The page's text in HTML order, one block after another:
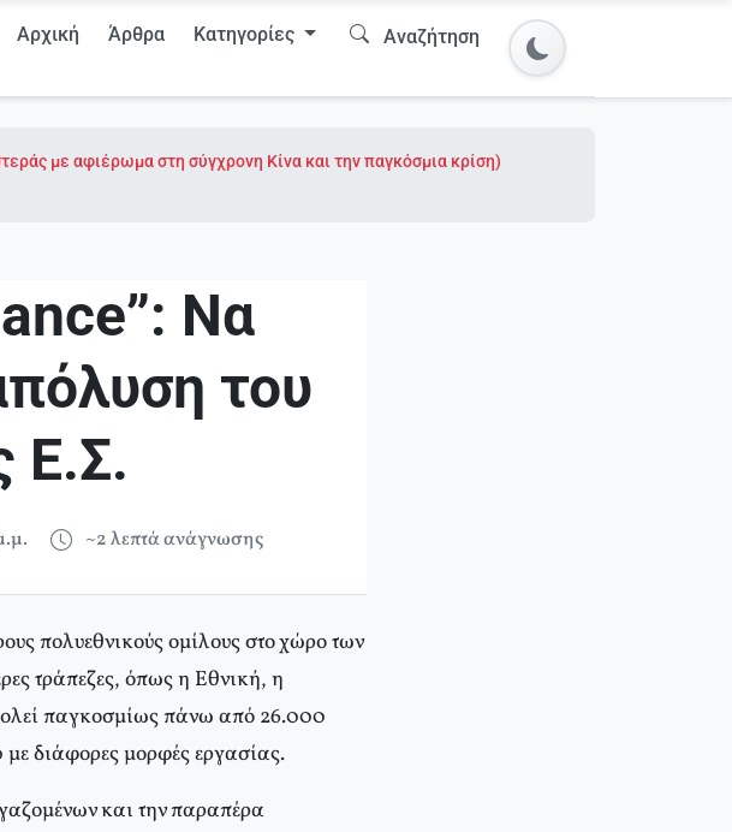
Αρχική Άρθρα Κατηγορίες Αναζήτηση
με αφιέρωμα στη σύγχρονη Κίνα και την παγκόσμια κρίση)
Να
του
Ε.Σ.
~2 λεπτά ανάγνωσης
πολυεθνικούς ομίλους στο χώρο των
τράπεζες, όπως η Εθνική, η
παγκοσμίως πάνω από 26.000
διάφορες μορφές εργασίας.
και την παραπέρα